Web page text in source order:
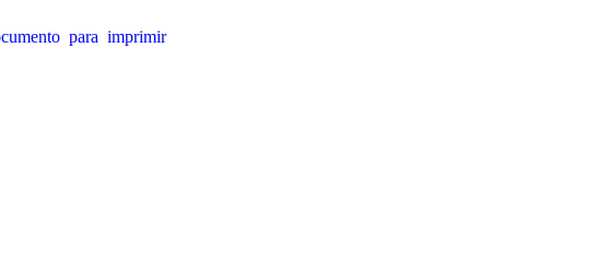
para imprimir